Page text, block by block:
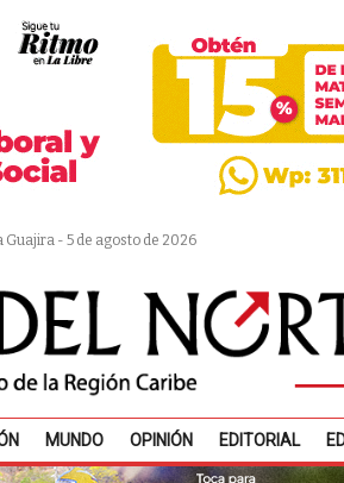
Guajira - 5 de agosto de 2026
MUNDO OPINIÓN EDITORIAL